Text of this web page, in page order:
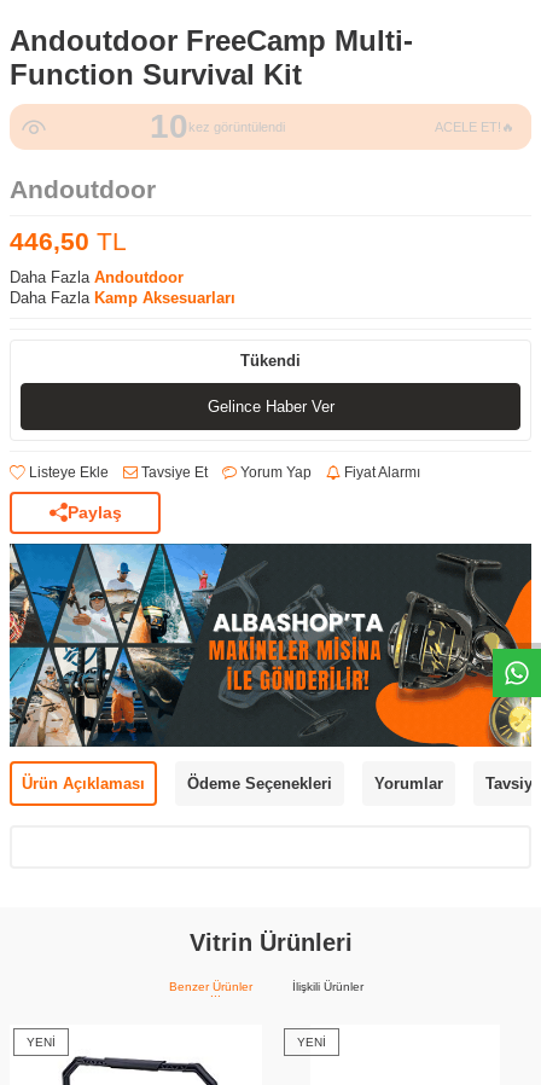
Andoutdoor FreeCamp Multi-
Function Survival Kit
10 kez görüntülendi ACELE ET!🔥
Andoutdoor
446,50 TL
Daha Fazla Andoutdoor
Daha Fazla Kamp Aksesuarları
Tükendi
Gelince Haber Ver
Listeye Ekle Tavsiye Et Yorum Yap Fiyat Alarmı
Paylaş
Ürün Açıklaması Ödeme Seçenekleri Yorumlar
Vitrin Ürünleri
Benzer Ürünler İlişkili Ürünler
YENI YENI